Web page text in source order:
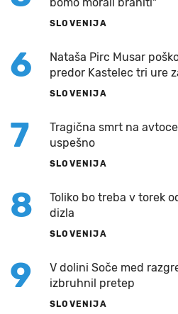
SLOVENIJA
6
Nataša Pirc Musar
predor Kastelec tri ure
SLOVENIJA
7
Tragična smrt na
uspešno
SLOVENIJA
8
Toliko bo treba v torek
dizla
SLOVENIJA
9
V dolini Soče med
izbruhnil pretep
SLOVENIJA